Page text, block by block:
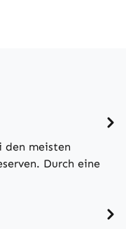
den meisten
Durch eine